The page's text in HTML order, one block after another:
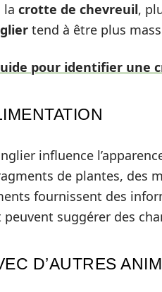
la crotte de chevreuil,
tend à être plus
pour identifier une
influence
de plantes, des
fournissent des
suggérer des
D’AUTRES